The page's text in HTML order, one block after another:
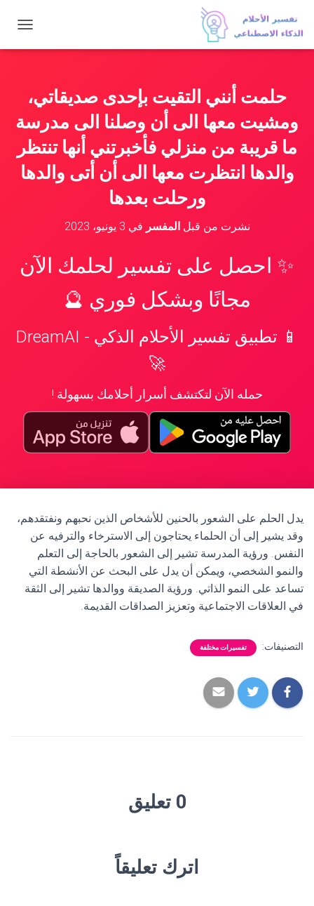
ب
ت
ق
حلمت أنني التقيت بإحدى صديقاتي،
ومشيت معها الى أن وصلنا الى مدرسة
ما قريبة من منزلي فأخبرتني أنها تنتظر
والدها انتظرت معها الى أن أتى والدها
ورحلت بعدها
نشرت من قبلالمفسر في 3 يونيو، 2023
✨ احصل على تفسير لحلمك الآن
مجانًا وبشكل فوري 🔮
📱 تطبيق تفسير الأحلام الذكي - DreamAI
🚀
حمله الآن لتكتشف أسرار أحلامك بسهولة !
يدل الحلم على الشعور بالحنين للأشخاص الذين نحبهم ونفتقدهم،
وقد يشير إلى أن الحلماء يحتاجون إلى الاسترخاء والترفيه عن
النفس. ورؤية المدرسة تشير إلى الشعور بالحاجة إلى التعلم
والنمو الشخصي، ويمكن أن يدل على البحث عن الأنشطة التي
تساعد على النمو الذاتي. ورؤية الصديقة ووالدها تشير إلى الثقة
في العلاقات الاجتماعية وتعزيز الصداقات القديمة.
التصنيفات: تفسيرات مختلفة
0 تعليق
اترك تعليقاً